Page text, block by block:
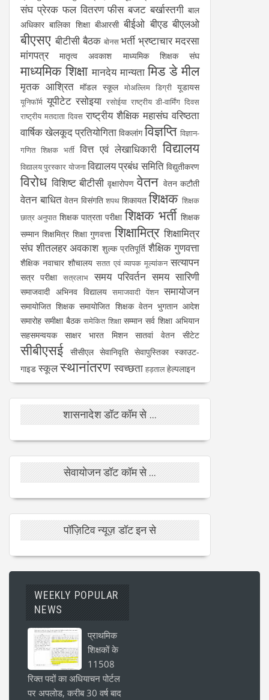
संघ प्रेरक फल वितरण फीस बजट बर्खास्तगी बाल
अधिकार बालिका शिक्षा बीआरसी बीईओ बीएड बीएलओ
बीएसए बीटीसी बैठक बोनस भर्ती भ्रष्टाचार मदरसा
मांगपत्र
मातृत्व अवकाश माध्यमिक शिक्षक संघ
माध्यमिक शिक्षा मानदेय मान्यता मिड डे मील
मृतक आश्रित मॉडल स्कूल मोअल्लिम डिग्री यूडायस
यूनिफॉर्म यूपीटेट रसोइया रसोईया राष्ट्रीय डी-वार्मिंग दिवस
राष्ट्रीय मतदाता दिवस राष्ट्रीय शैक्षिक महासंघ वरिष्ठता
वार्षिक खेलकूद प्रतियोगिता विकलांग विज्ञप्ति विज्ञान-
गणित शिक्षक भर्ती वित्त एवं लेखाधिकारी विद्यालय
विद्यालय पुरस्कार योजनाविद्यालय प्रबंध समिति विद्युतीकरण
विरोध विशिष्ट बीटीसी वृक्षारोपण वेतन वेतन कटौती
वेतन बाधित वेतन विसंगति शपथ शिकायत शिक्षक शिक्षक
छात्र अनुपात शिक्षक पात्रता परीक्षा शिक्षक भर्ती शिक्षक
सम्मान शिक्षमित्र शिक्षा गुणवत्ता शिक्षामित्र शिक्षामित्र
संघ शीतलहर अवकाश शुल्क प्रतिपूर्ति शैक्षिक गुणवत्ता
शैक्षिक नवाचार शौचालय सतत एवं व्यापक मूल्यांकन सत्यापन
सत्र परीक्षा सत्रलाभ समय परिवर्तन समय सारिणी
समाजवादी अभिनव विद्यालय समाजवादी पेंशन समायोजन
समायोजित शिक्षक समायोजित शिक्षक वेतन भुगतान आदेश
समारोह समीक्षा बैठक समेकित शिक्षा सम्मान सर्व शिक्षा अभियान
सहसमन्वयक
साक्षर भारत मिशन सातवां वेतन सीटेट
सीबीएसई सीसीएल सेवानिवृति सेवापुस्तिका स्काउट-
गाइड स्कूलस्थानांतरण स्वच्छता हड़तालहेल्पलाइन
शासनादेश डॉट कॉम से ...
सेवायोजन डॉट कॉम से ...
पॉज़िटिव न्यूज़ डॉट इन से
WEEKLY POPULAR
NEWS
प्राथमिक
शिक्षकों के
11508
रिक्त पदों का अधियाचन पोर्टल
पर अपलोड, करीब 30 वर्ष बाद